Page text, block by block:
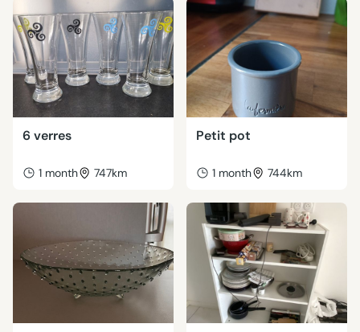
6 verres
1 month 747km
Petit pot
1 month 744km